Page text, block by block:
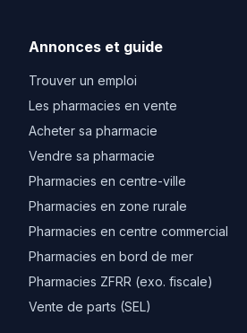
Annonces et guide
Trouver un emploi
Les pharmacies en vente
Acheter sa pharmacie
Vendre sa pharmacie
Pharmacies en centre-ville
Pharmacies en zone rurale
Pharmacies en centre commercial
Pharmacies en bord de mer
Pharmacies ZFRR (exo. fiscale)
Vente de parts (SEL)